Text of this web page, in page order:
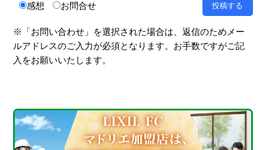
感想 お問合せ
※「お問い合わせ」を選択された場合は、返信のためメー
ルアドレスのご入力が必須となります。お手数ですがご記
入をお願いいたします。